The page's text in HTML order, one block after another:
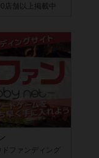
店舗以上掲載中
ファンディング